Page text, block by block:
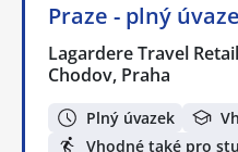
Praze - plný
Lagardere Travel
Chodov, Praha
Plný úvazek
Vhodné také pro